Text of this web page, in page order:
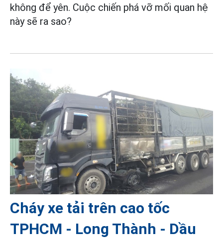
không để yên. Cuộc chiến phá vỡ mối quan hệ
này sẽ ra sao?
Cháy xe tải trên cao tốc
TPHCM - Long Thành - Dầu